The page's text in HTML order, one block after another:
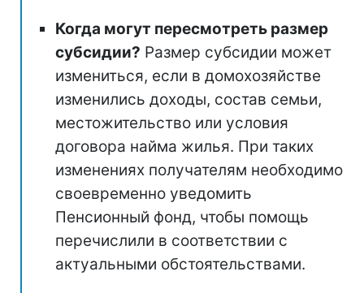
Когда могут пересмотреть размер
субсидии? Размер субсидии может
измениться, если в домохозяйстве
изменились доходы, состав семьи,
местожительство или условия
договора найма жилья. При таких
изменениях получателям необходимо
своевременно уведомить
Пенсионный фонд, чтобы помощь
перечислили в соответствии с
актуальными обстоятельствами.